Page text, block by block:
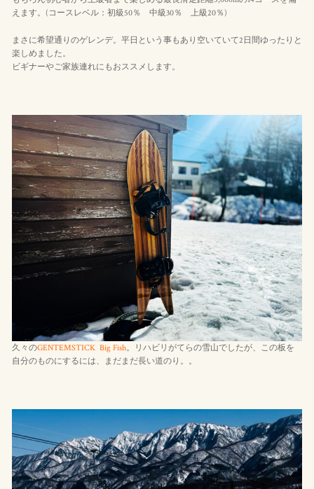
えます。(コースレベル：初級50％ 中級30％ 上級20％)
まさに希望通りのゲレンデ。平日という事もあり空いていて2日間ゆったりと
楽しめました。
ビギナーやご家族連れにもおススメします。
久々のGENTEMSTICK Big Fish。リハビリがてらの雪山でしたが、この板を
自分のものにするには、まだまだ長い道のり。。